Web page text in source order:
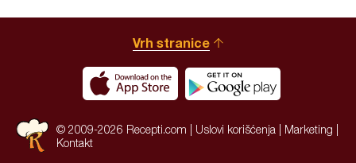
Vrh stranice
© 2009-2026 Recepti.com | Uslovi korišćenja Marketing
Kontakt